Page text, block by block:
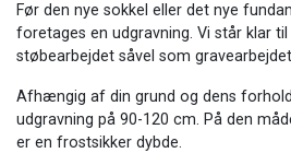
Før den nye sokkel eller det nye
foretages en udgravning. Vi står klar
støbearbejdet såvel som
Afhængig af din grund og dens
udgravning på 90-120 cm. På den
er en frostsikker dybde.